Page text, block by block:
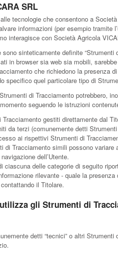
SRL
tecnologie che consentono a
informazioni (per esempio
interagisce con Società Agricola
sinteticamente definite
in browser sia web sia mobili,
che richiedono la presenza
specifico quel particolare tipo di
di Tracciamento potrebbero,
seguendo le istruzioni
gestiti direttamente dal
da terzi (comunemente detti
ai rispettivi Strumenti di
di Tracciamento simili possono
dell’Utente.
delle categorie di seguito
rilevante - quale la
il Titolare.
gli Strumenti di
detti “tecnici” o altri